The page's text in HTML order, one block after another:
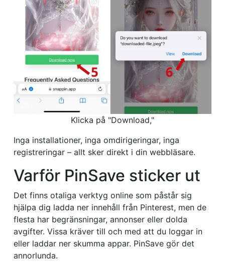
Klicka på "Download,"
Inga installationer, inga omdirigeringar, inga
registreringar – allt sker direkt i din webbläsare.
Varför PinSave sticker ut
Det finns otaliga verktyg online som påstår sig
hjälpa dig ladda ner innehåll från Pinterest, men de
flesta har begränsningar, annonser eller dolda
avgifter. Vissa kräver till och med att du loggar in
eller laddar ner skumma appar. PinSave gör det
annorlunda.